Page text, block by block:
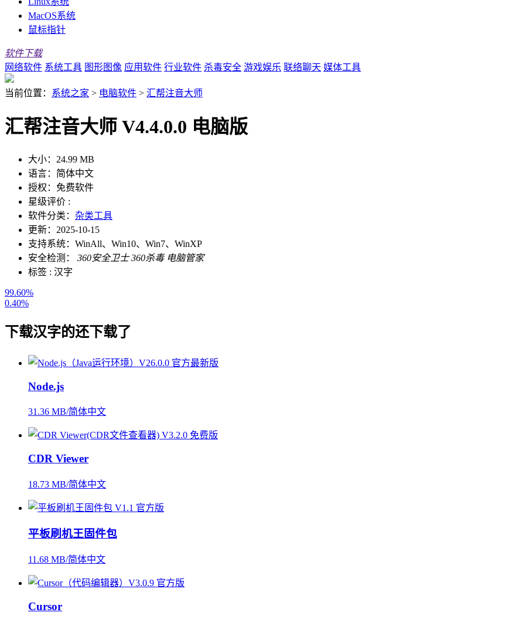
MacOS系统
鼠标指针
软件下载
网络软件 系统工具 图形图像 应用软件 行业软件 杀毒安全 游戏娱乐 联络聊天 媒体工具
当前位置： 系统之家 > 电脑软件 > 汇帮注音大师
汇帮注音大师 V4.4.0.0 电脑版
大小： 24.99 MB
语言： 简体中文
授权： 免费软件
星级评价 :
软件分类： 杂类工具
更新： 2025-10-15
支持系统： WinAll、Win10、Win7、WinXP
安全检测：
360安全卫士 360杀毒 电脑管家
标签 : 汉字
99.60%
0.40%
下载汉字的还下载了
Node.js
31.36 MB/简体中文
CDR Viewer
18.73 MB/简体中文
平板刷机王固件包
11.68 MB/简体中文
Cursor